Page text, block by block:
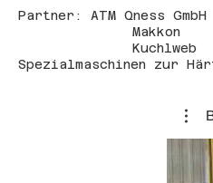
Partner: ATM Qness GmbH
Makkon
Kuchlweb
Spezialmaschinen zur